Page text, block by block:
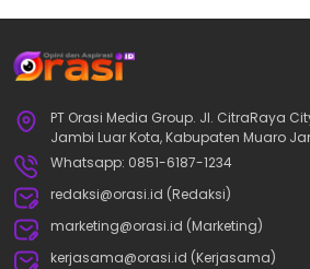
PT Orasi Media Group. Jl. CitraRaya
Jambi Luar Kota, Kabupaten Muaro
Whatsapp: 0851-6187-1234
redaksi@orasi.id (Redaksi)
marketing@orasi.id (Marketing)
kerjasama@orasi.id (Kerjasama)